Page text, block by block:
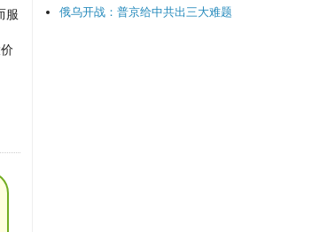
服
俄乌开战：普京给中共出三大难题